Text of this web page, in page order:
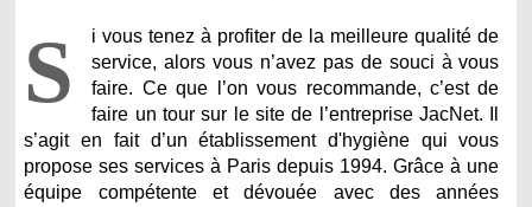
S
i vous tenez à profiter de la meilleure qualité de
service, alors vous n’avez pas de souci à vous
faire. Ce que l’on vous recommande, c’est de
faire un tour sur le site de l’entreprise JacNet. Il
s’agit en fait d’un établissement d'hygiène qui vous
propose ses services à Paris depuis 1994. Grâce à une
équipe compétente et dévouée avec des années